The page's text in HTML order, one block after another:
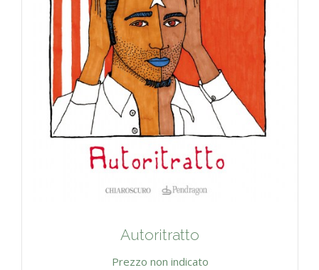
Autoritratto
Prezzo non indicato